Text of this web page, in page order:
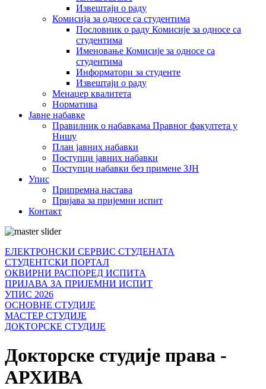
Извештаји о раду
Комисија за односе са студентима
Пословник о раду Комисије за односе са
студентима
Именовање Комисије за односе са
студентима
Информатори за студенте
Извештаји о раду
Менаџер квалитета
Норматива
Јавне набавке
Правилник о набавкама Правног факултета у
Нишу
План јавних набавки
Поступци јавних набавки
Поступци набавки без примене ЗЈН
Упис
Припремна настава
Пријава за пријемни испит
Контакт
ЕЛЕКТРОНСКИ СЕРВИС СТУДЕНАТА
СТУДЕНТСКИ ПОРТАЛ
ОКВИРНИ РАСПОРЕД ИСПИТА
ПРИЈАВА ЗА ПРИЈЕМНИ ИСПИТ
УПИС 2026
ОСНОВНЕ СТУДИЈЕ
МАСТЕР СТУДИЈЕ
ДОКТОРСКЕ СТУДИЈЕ
Докторске студије права -
АРХИВА